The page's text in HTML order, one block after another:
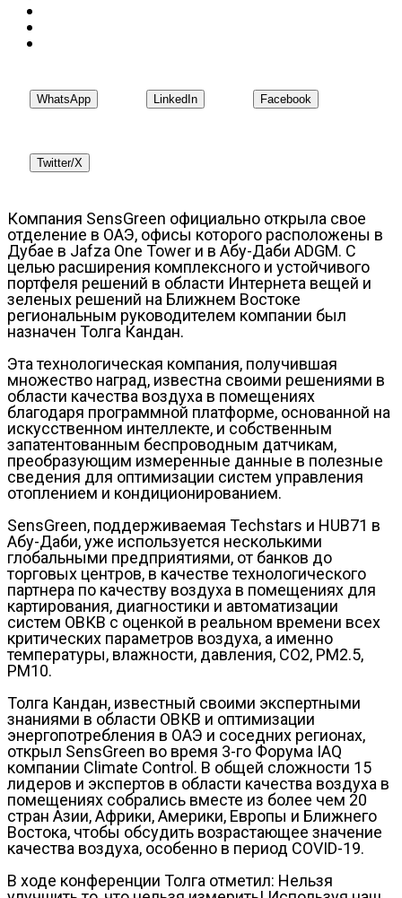
WhatsApp LinkedIn Facebook
Twitter/X
Компания SensGreen официально открыла свое
отделение в ОАЭ, офисы которого расположены в
Дубае в Jafza One Tower и в Абу-Даби ADGM. С
целью расширения комплексного и устойчивого
портфеля решений в области Интернета вещей и
зеленых решений на Ближнем Востоке
региональным руководителем компании был
назначен Толга Кандан.
Эта технологическая компания, получившая
множество наград, известна своими решениями в
области качества воздуха в помещениях
благодаря программной платформе, основанной на
искусственном интеллекте, и собственным
запатентованным беспроводным датчикам,
преобразующим измеренные данные в полезные
сведения для оптимизации систем управления
отоплением и кондиционированием.
SensGreen, поддерживаемая Techstars и HUB71 в
Абу-Даби, уже используется несколькими
глобальными предприятиями, от банков до
торговых центров, в качестве технологического
партнера по качеству воздуха в помещениях для
картирования, диагностики и автоматизации
систем ОВКВ с оценкой в реальном времени всех
критических параметров воздуха, а именно
температуры, влажности, давления, CO2, PM2.5,
PM10.
Толга Кандан, известный своими экспертными
знаниями в области ОВКВ и оптимизации
энергопотребления в ОАЭ и соседних регионах,
открыл SensGreen во время 3-го Форума IAQ
компании Climate Control. В общей сложности 15
лидеров и экспертов в области качества воздуха в
помещениях собрались вместе из более чем 20
стран Азии, Африки, Америки, Европы и Ближнего
Востока, чтобы обсудить возрастающее значение
качества воздуха, особенно в период COVID-19.
В ходе конференции Толга отметил: Нельзя